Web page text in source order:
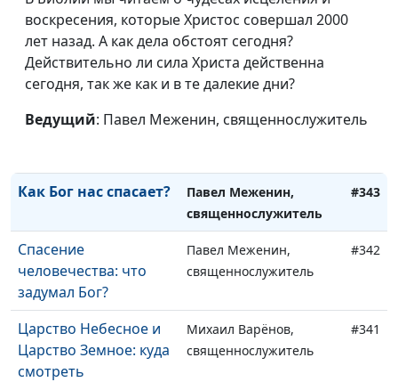
воскресения, которые Христос совершал 2000
лет назад. А как дела обстоят сегодня?
Действительно ли сила Христа действенна
сегодня, так же как и в те далекие дни?
Ведущий: Павел Меженин, священнослужитель
свое дело до конца
Подлинная
человечность: в чем
твоя ценность?
Максим Каминский,
священнослужитель
Божий план спасения
Как Бог нас спасает?
Павел Меженин,
священнослужитель
#343
Спасение
человечества: что
задумал Бог?
Павел Меженин,
священнослужитель
#342
Царство Небесное и
Царство Земное: куда
смотреть
Михаил Варёнов,
священнослужитель
#341